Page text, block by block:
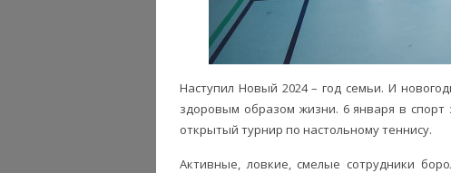
Наступил Новый 2024 – год семьи. И
здоровым образом жизни. 6 января в спорт
открытый турнир по настольному теннису.
Активные, ловкие, смелые сотрудники